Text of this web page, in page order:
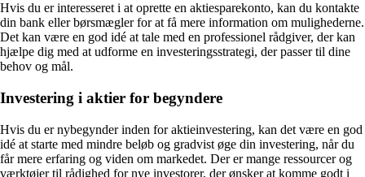
Hvis du er interesseret i at oprette en aktiesparekonto, kan du kontakte
din bank eller børsmægler for at få mere information om mulighederne.
Det kan være en god idé at tale med en professionel rådgiver, der kan
hjælpe dig med at udforme en investeringsstrategi, der passer til dine
behov og mål.
Investering i aktier for begyndere
Hvis du er nybegynder inden for aktieinvestering, kan det være en god
idé at starte med mindre beløb og gradvist øge din investering, når du
får mere erfaring og viden om markedet. Der er mange ressourcer og
værktøjer til rådighed for nye investorer, der ønsker at komme godt i